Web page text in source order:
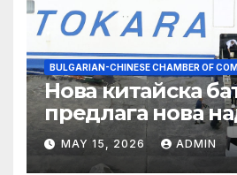
BULGARIAN-CHINESE CHAMBER OF
Нова китайска
предлага нова
съхранение на
MAY 15, 2026 ADMIN